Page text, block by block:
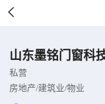

山东墨铭门窗科
私营
房地产/建筑业/物业